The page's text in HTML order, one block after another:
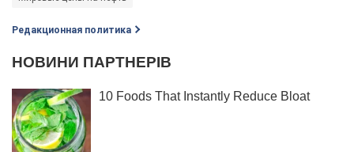
Редакционная политика